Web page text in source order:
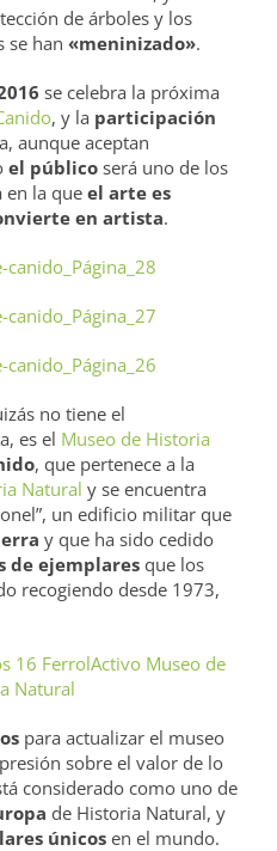
de árboles y los
se han «meninizado».
se celebra la próxima
, y la participación
aunque aceptan
el público será uno de los
en la que el arte es
en artista.
no tiene el
es el Museo de Historia
, que pertenece a la
Natural y se encuentra
un edificio militar que
y que ha sido cedido
de ejemplares que los
recogiendo desde 1973,
para actualizar el museo
sobre el valor de lo
considerado como uno de
de Historia Natural, y
únicos en el mundo.